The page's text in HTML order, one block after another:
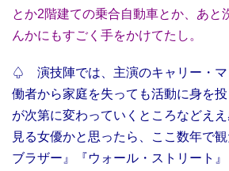
とか2階建ての乗合自動車とか、あと
んかにもすごく手をかけてたし。
♤ 演技陣では、主演のキャリー・マ
働者から家庭を失っても活動に身を
が次第に変わっていくところなどえ
見る女優かと思ったら、ここ数年で
ブラザー』『ウォール・ストリート